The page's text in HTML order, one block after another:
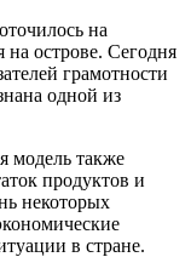
на
на острове. Сегодня
грамотности
одной из
модель также
продуктов и
некоторых
в стране.